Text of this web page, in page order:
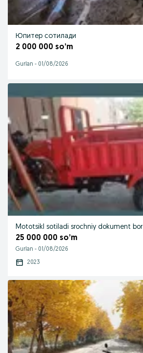
Юпитер сотилади
2 000 000 so’m
Gurlan - 01/08/2026
Mototsikl sotiladi srochniy dokument bor
25 000 000 so’m
Gurlan - 01/08/2026
2023